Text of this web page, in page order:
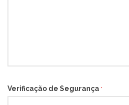
Verificação de Segurança *